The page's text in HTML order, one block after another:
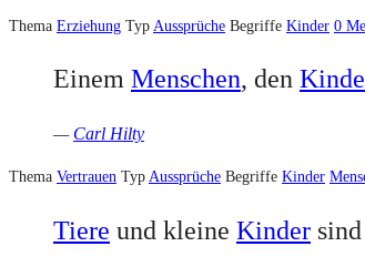
Thema Erziehung Typ Aussprüche Begriffe Kinder 0
Einem Menschen, den
— Carl Hilty
Thema Vertrauen Typ Aussprüche Begriffe Kinder
Tiere und kleine Kinder